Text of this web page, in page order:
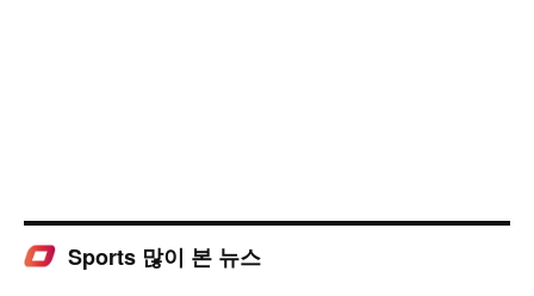
Sports 많이 본 뉴스